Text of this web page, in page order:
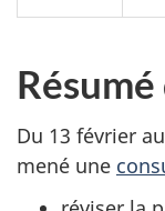
Du 13 février
mené une